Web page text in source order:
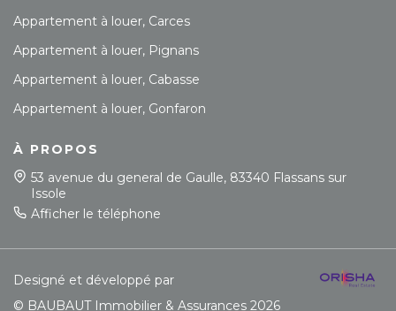
Appartement à louer, Carces
Appartement à louer, Pignans
Appartement à louer, Cabasse
Appartement à louer, Gonfaron
À PROPOS
53 avenue du general de Gaulle, 83340 Flassans sur
Issole
Afficher le téléphone
Designé et développé par
© BAUBAUT Immobilier & Assurances 2026